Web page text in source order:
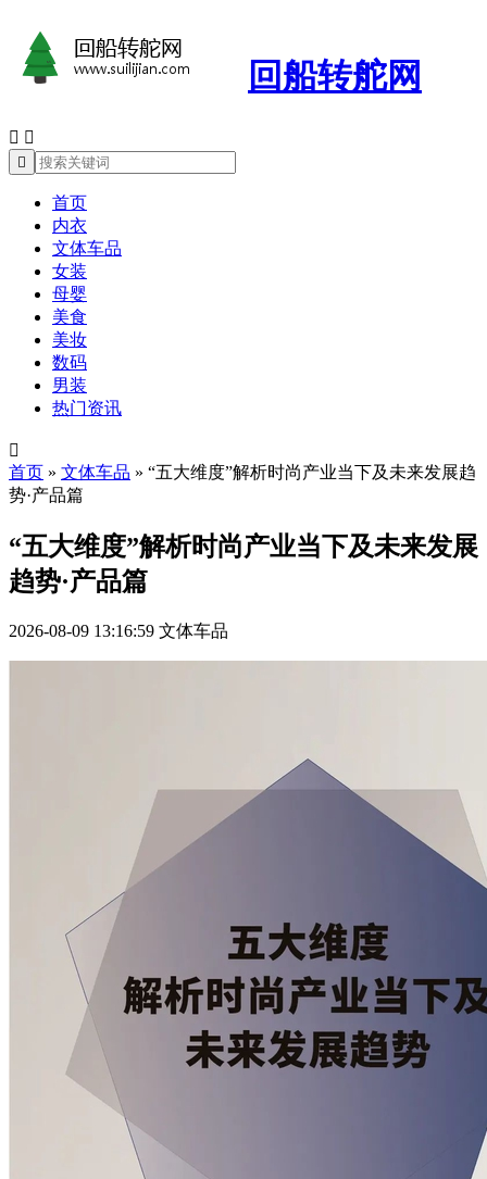
回船转舵网
 

首页
内衣
文体车品
女装
母婴
美食
美妆
数码
男装
热门资讯

首页 » 文体车品 » “五大维度”解析时尚产业当下及未来发展趋
势·产品篇
“五大维度”解析时尚产业当下及未来发展
趋势·产品篇
2026-08-09 13:16:59 文体车品